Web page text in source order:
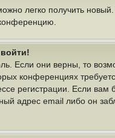
легко получить
Если они верны, то
конференциях
регистрации. Если
адрес email либо он